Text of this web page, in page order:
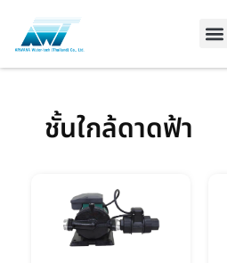
content
ชั้นใกล้ดาดฟ้า